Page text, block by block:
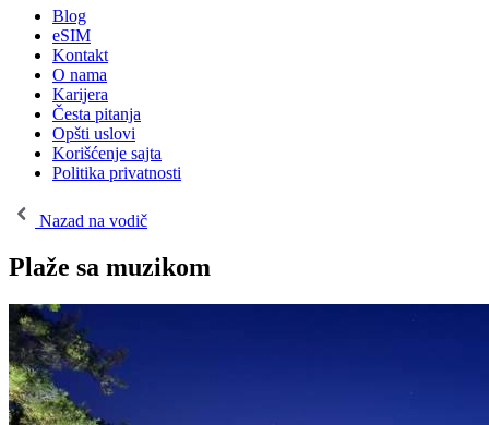
Blog
eSIM
Kontakt
O nama
Karijera
Česta pitanja
Opšti uslovi
Korišćenje sajta
Politika privatnosti
Nazad na vodič
Plaže sa muzikom